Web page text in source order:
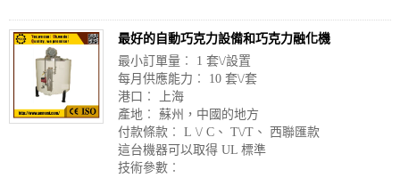
最好的自動巧克力設備和巧克力融化機
最小訂單量︰ 1 套\/設置
每月供應能力︰ 10 套\/套
港口︰ 上海
產地︰ 蘇州，中國的地方
付款條款︰ L \/ C、 T\/T、 西聯匯款
這台機器可以取得 UL 標準
技術參數︰